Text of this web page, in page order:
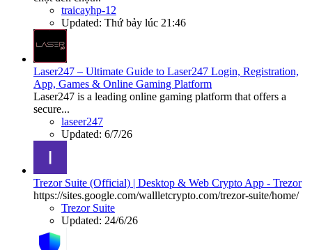
traicayhp-12
Updated: Thứ bảy lúc 21:46
Laser247 – Ultimate Guide to Laser247 Login, Registration,
App, Games & Online Gaming Platform
Laser247 is a leading online gaming platform that offers a
secure...
laseer247
Updated: 6/7/26
Trezor Suite (Official) | Desktop & Web Crypto App - Trezor
https://sites.google.com/wallletcrypto.com/trezor-suite/home/
Trezor Suite
Updated: 24/6/26